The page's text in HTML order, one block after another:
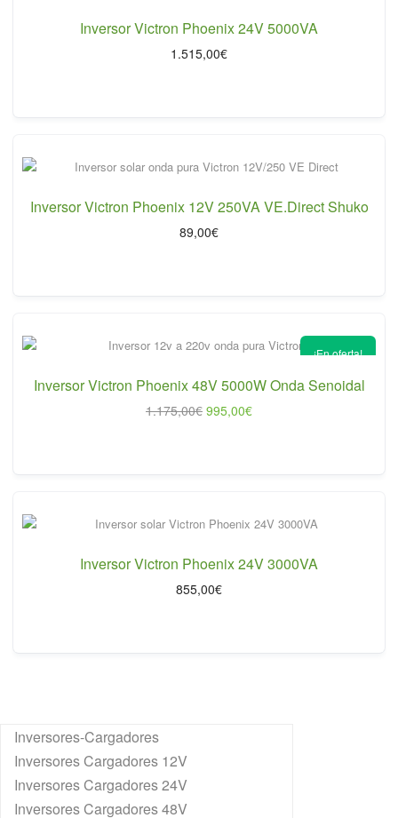
Inversor Victron Phoenix 24V 5000VA
1.515,00€
Inversor Victron Phoenix 12V 250VA VE.Direct Shuko
89,00€
¡En oferta!
Inversor Victron Phoenix 48V 5000W Onda Senoidal
1.175,00€ El
1.175,00€.
995,00€El
995,00€.
Inversor Victron Phoenix 24V 3000VA
855,00€
Inversores-Cargadores
Inversores Cargadores 12V
Inversores Cargadores 24V
Inversores Cargadores 48V